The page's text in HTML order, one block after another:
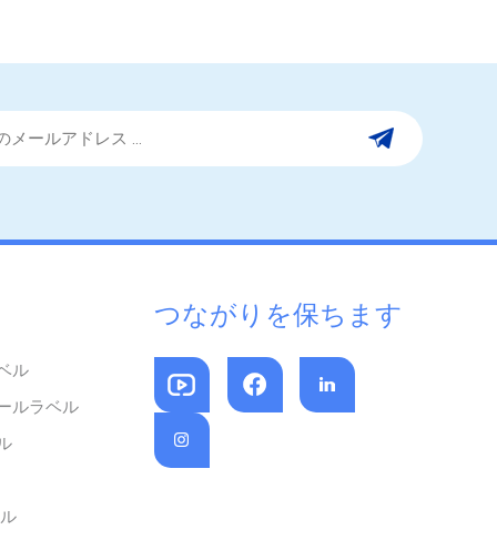
ル
ルラベル
つながりを保ちます